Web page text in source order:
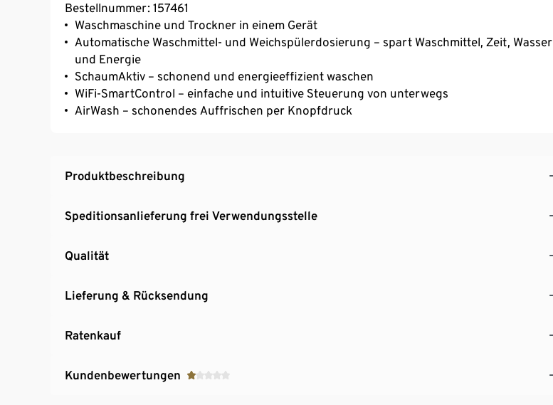
Bestellnummer: 157461
Waschmaschine und Trockner in einem Gerät
Automatische Waschmittel- und Weichspülerdosierung – spart Waschmittel, Zeit, Wasser
und Energie
SchaumAktiv – schonend und energieeffizient waschen
WiFi-SmartControl – einfache und intuitive Steuerung von unterwegs
AirWash – schonendes Auffrischen per Knopfdruck
Produktbeschreibung
Speditionsanlieferung frei Verwendungsstelle
Qualität
Lieferung & Rücksendung
Ratenkauf
Kundenbewertungen